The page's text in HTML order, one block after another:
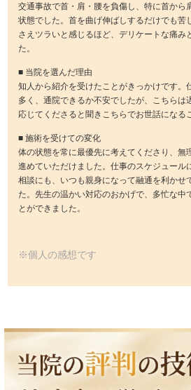
交通事故で首・肩・腰を負傷し、特に首から
状態でした。首を曲げ伸ばしするだけでも苦
さえツラいと感じるほど、デリケートな痛み
た。
■ 当院を選んだ理由
知人から紹介を受けたことがきっかけです。
多く、通院できるか不安でしたが、こちらは
応じてくださると聞きこちらでお世話になる
■ 施術を受けての変化
体の状態を常に最優先に考えてくださり、無
進めていただけました。仕事のスケジュール
相談にも、いつも親身になって融通を利かせ
た。先生の温かい対応のおかげで、多忙な中
とができました。
※個人の感想です